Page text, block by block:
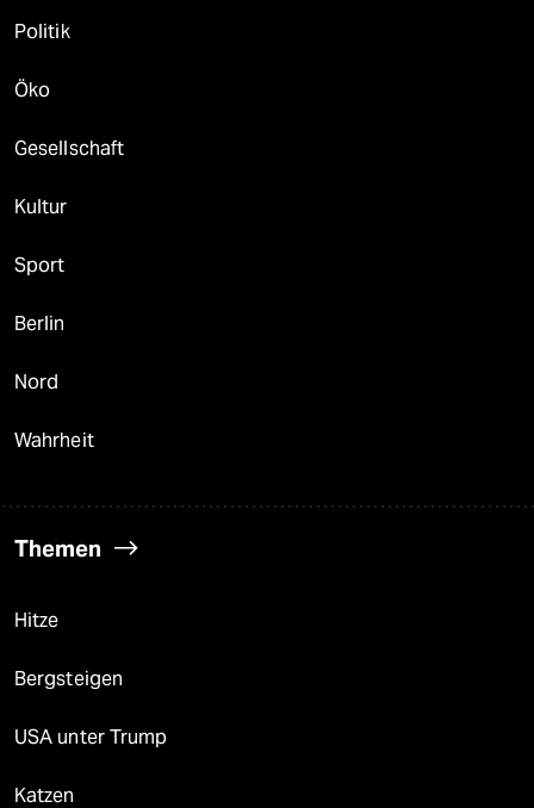
Politik
Öko
Gesellschaft
Kultur
Sport
Berlin
Nord
Wahrheit
Themen
Hitze
Bergsteigen
USA unter Trump
Katzen